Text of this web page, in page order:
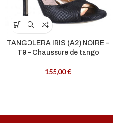
TANGOLERA IRIS (A2) NOIRE –
T9 – Chaussure de tango
155,00€